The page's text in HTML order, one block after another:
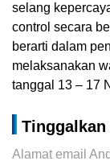
selang
control secara
berarti dalam
melaksanakan
tanggal 13 – 17
Tinggalkan
Alamat email